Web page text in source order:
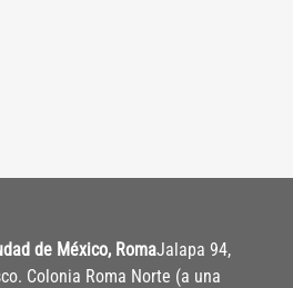
de México, RomaJalapa 94,
Colonia Roma Norte (a una